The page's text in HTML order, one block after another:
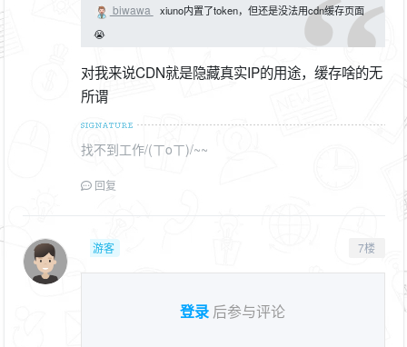
biwawa
xiuno内置了token，但还是没法用cdn缓存页面
😭
对我来说CDN就是隐藏真实IP的用途，缓存啥的无
所谓
找不到工作/(ㄒoㄒ)/~~
回复
游客 7楼
登录 后参与评论